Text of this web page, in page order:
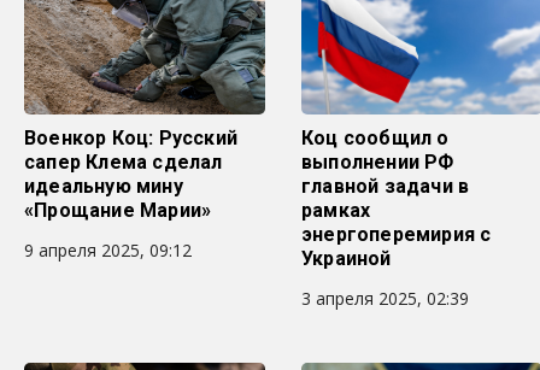
Военкор Коц: Русский
сапер Клема сделал
идеальную мину
«Прощание Марии»
9 апреля 2025, 09:12
Коц сообщил о
выполнении РФ
главной задачи в
рамках
энергоперемирия с
Украиной
3 апреля 2025, 02:39